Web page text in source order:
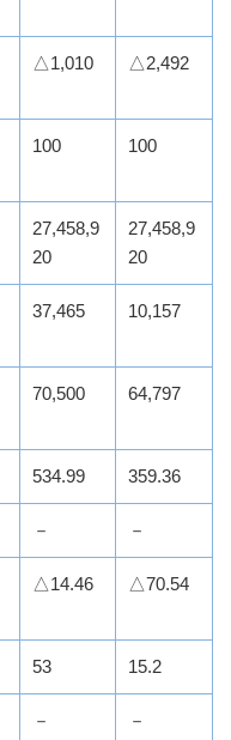
△1,010 △2,492
100 100
27,458,9
20
27,458,9
20
37,465 10,157
70,500 64,797
534.99 359.36
－ －
△14.46 △70.54
53 15.2
－ －